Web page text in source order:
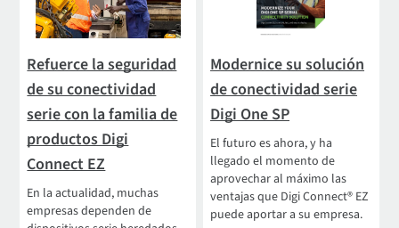
Refuerce la seguridad
de su conectividad
serie con la familia de
productos Digi
Connect EZ
En la actualidad, muchas
empresas dependen de
Modernice su solución
de conectividad serie
Digi One SP
El futuro es ahora, y ha
llegado el momento de
aprovechar al máximo las
ventajas que Digi Connect® EZ
puede aportar a su empresa.